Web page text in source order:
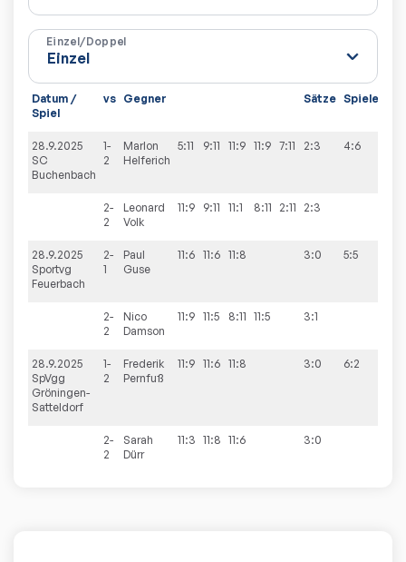
Einzel/Doppel
Datum /
Spiel
vs Gegner Sätze Spiele
28.9.2025
SC
Buchenbach
1-
2
Marlon
Helferich
5:11 9:11 11:9 11:9 7:11 2:3 4:6
2-
2
Leonard
Volk
11:9 9:11 11:1 8:11 2:11 2:3
28.9.2025
Sportvg
Feuerbach
2-
1
Paul
Guse
11:6 11:6 11:8 3:0 5:5
2-
2
Nico
Damson
11:9 11:5 8:11 11:5 3:1
28.9.2025
SpVgg
Gröningen-
Satteldorf
1-
2
Frederik
Pernfuß
11:9 11:6 11:8 3:0 6:2
2-
2
Sarah
Dürr
11:3 11:8 11:6 3:0